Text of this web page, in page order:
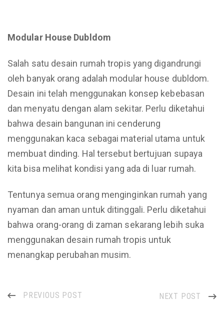
Modular House Dubldom
Salah satu desain rumah tropis yang digandrungi
oleh banyak orang adalah modular house dubldom.
Desain ini telah menggunakan konsep kebebasan
dan menyatu dengan alam sekitar. Perlu diketahui
bahwa desain bangunan ini cenderung
menggunakan kaca sebagai material utama untuk
membuat dinding. Hal tersebut bertujuan supaya
kita bisa melihat kondisi yang ada di luar rumah.
Tentunya semua orang menginginkan rumah yang
nyaman dan aman untuk ditinggali. Perlu diketahui
bahwa orang-orang di zaman sekarang lebih suka
menggunakan desain rumah tropis untuk
menangkap perubahan musim.
PREVIOUS POST NEXT POST